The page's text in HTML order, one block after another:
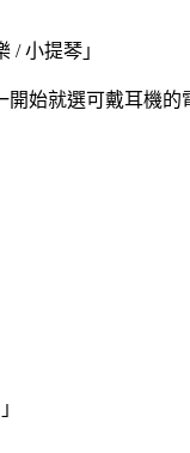
/ 小提琴 」
開始就選可戴耳機的
」